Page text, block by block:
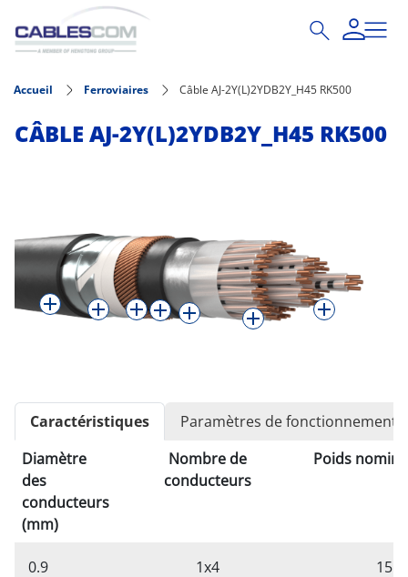
Aller au contenu principal
Accueil Ferroviaires Câble AJ-2Y(L)2YDB2Y_H45 RK500
CÂBLE AJ-2Y(L)2YDB2Y_H45 RK500
Caractéristiques
Paramètres de fonctionnement
Diamètre
des
conducteurs
(mm)
Nombre de
conducteurs
Poids
0.9 1x4 15.5